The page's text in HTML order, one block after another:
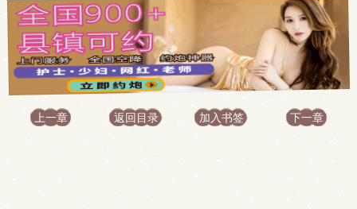
上一章 返回目录 加入书签 下一章